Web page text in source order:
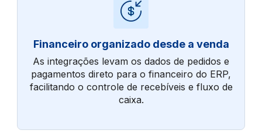
Financeiro organizado desde a venda
As integrações levam os dados de pedidos e
pagamentos direto para o financeiro do ERP,
facilitando o controle de recebíveis e fluxo de
caixa.